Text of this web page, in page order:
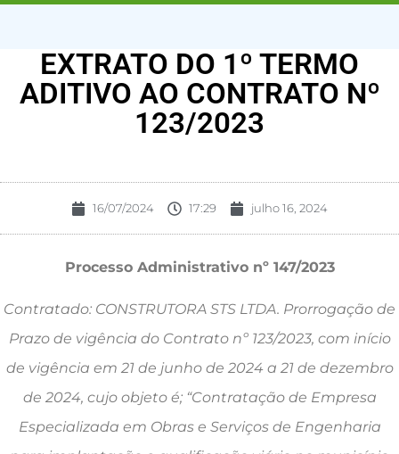
EXTRATO DO 1º TERMO
ADITIVO AO CONTRATO Nº
123/2023
16/07/2024 17:29 julho 16, 2024
Processo Administrativo nº 147/2023
Contratado: CONSTRUTORA STS LTDA. Prorrogação de
Prazo de vigência do Contrato nº 123/2023, com início
de vigência em 21 de junho de 2024 a 21 de dezembro
de 2024, cujo objeto é; “Contratação de Empresa
Especializada em Obras e Serviços de Engenharia